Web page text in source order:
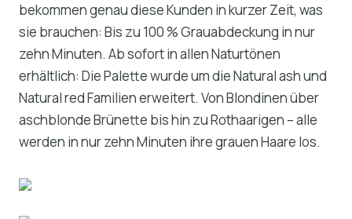
bekommen genau diese Kunden in kurzer Zeit, was
sie brauchen: Bis zu 100 % Grauabdeckung in nur
zehn Minuten. Ab sofort in allen Naturtönen
erhältlich: Die Palette wurde um die Natural ash und
Natural red Familien erweitert. Von Blondinen über
aschblonde Brünette bis hin zu Rothaarigen – alle
werden in nur zehn Minuten ihre grauen Haare los.